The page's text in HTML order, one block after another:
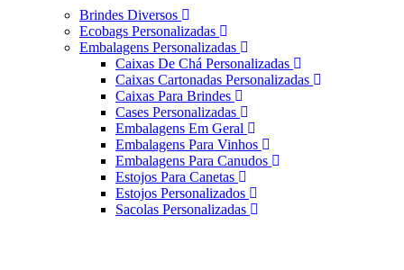
Brindes Diversos
Ecobags Personalizadas
Embalagens Personalizadas
Caixas De Chá Personalizadas
Caixas Cartonadas Personalizadas
Caixas Para Brindes
Cases Personalizadas
Embalagens Em Geral
Embalagens Para Vinhos
Embalagens Para Canudos
Estojos Para Canetas
Estojos Personalizados
Sacolas Personalizadas